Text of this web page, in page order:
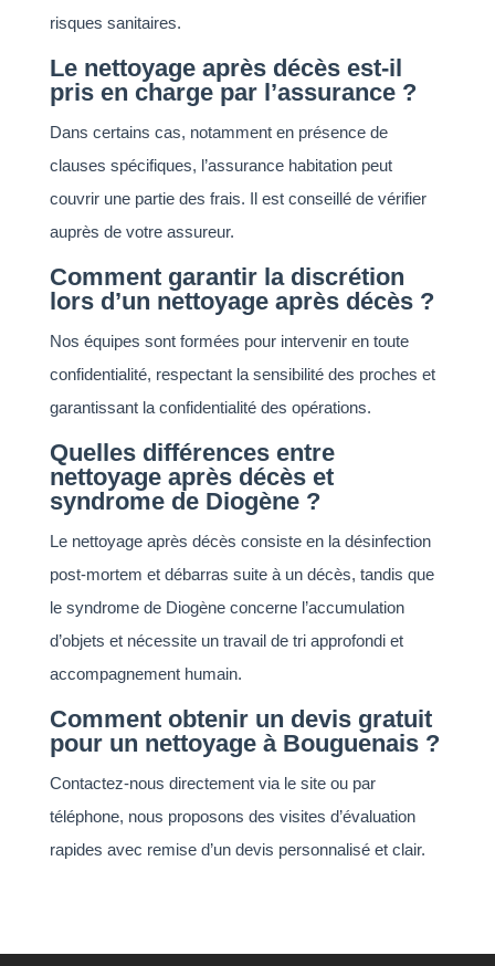
risques sanitaires.
Le nettoyage après décès est-il
pris en charge par l’assurance ?
Dans certains cas, notamment en présence de
clauses spécifiques, l’assurance habitation peut
couvrir une partie des frais. Il est conseillé de vérifier
auprès de votre assureur.
Comment garantir la discrétion
lors d’un nettoyage après décès ?
Nos équipes sont formées pour intervenir en toute
confidentialité, respectant la sensibilité des proches et
garantissant la confidentialité des opérations.
Quelles différences entre
nettoyage après décès et
syndrome de Diogène ?
Le nettoyage après décès consiste en la désinfection
post-mortem et débarras suite à un décès, tandis que
le syndrome de Diogène concerne l’accumulation
d’objets et nécessite un travail de tri approfondi et
accompagnement humain.
Comment obtenir un devis gratuit
pour un nettoyage à Bouguenais ?
Contactez-nous directement via le site ou par
téléphone, nous proposons des visites d’évaluation
rapides avec remise d’un devis personnalisé et clair.